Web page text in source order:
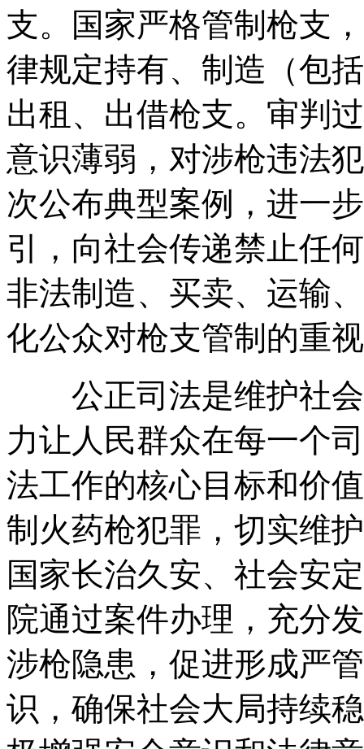
支。国家严格管制枪支
律规定持有、制造（包
出租、出借枪支。审判
意识薄弱，对涉枪违法
次公布典型案例，进一
引，向社会传递禁止任
非法制造、买卖、运输
化公众对枪支管制的重
公正司法是维护社会
力让人民群众在每一个
法工作的核心目标和价
制火药枪犯罪，切实维
国家长治久安、社会安
院通过案件办理，充分
涉枪隐患，促进形成严
识，确保社会大局持续